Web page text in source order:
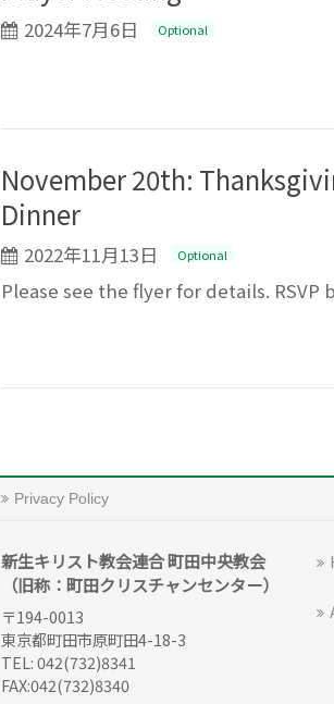
2024年7月6日 Optional
November 20th:
Dinner
2022年11月13日 Optional
Please see the flyer for details. RSVP
Privacy Policy
新生キリスト教会連合 町田中央教会
（旧称：町田クリスチャンセンター）
〒194-0013
東京都町田市原町田4-18-3
TEL: 042(732)8341
FAX:042(732)8340